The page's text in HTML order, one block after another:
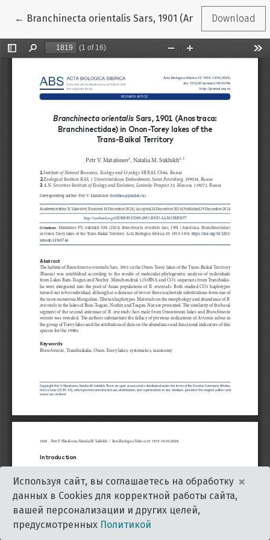
← Return to Article Details
Branchinecta orientalis Sars, 1901 (Anostraca:Download
Используя сайт, вы соглашаетесь на обработку
данных в Cookies для корректной работы сайта,
вашей персонализации и других целей,
предусмотренных Политикой
×